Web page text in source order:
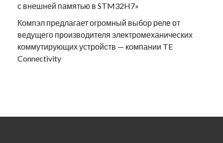
с внешней памятью в STM32H7»
Компэл предлагает огромный выбор реле от
ведущего производителя электромеханических
коммутирующих устройств — компании TE
Connectivity